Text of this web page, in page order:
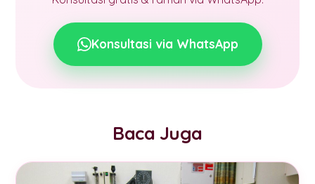
Konsultasi via WhatsApp
Baca Juga